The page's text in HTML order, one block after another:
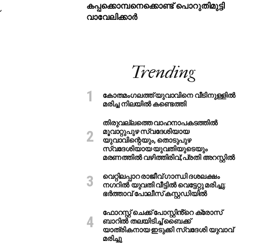
കപ്പക്കൊമ്പനെക്കൊണ്ട് പൊറുതിമുട്ടി
വാവേലിക്കാർ
Trending
കോതമംഗലത്ത് യുവാവിനെ വീടിനുള്ളിൽ
മരിച്ച നിലയിൽ കണ്ടെത്തി
തിരുവല്ലത്തെ വാഹനാപകടത്തില്‍
മൂവാറ്റുപുഴ സ്വദേശിയായ
യുവാവിന്റെയും, തൊടുപുഴ
സ്വദേശിയായ യുവതിയുടെയും
മരണത്തില്‍ വഴിത്തിരിവ്;പ്രതി അറസ്റ്റില്‍
വെറ്റിലപ്പാറ രാജീവ് ഗാന്ധി ദശലക്ഷം
നഗറിൽ യുവതി വീട്ടിൽ വെട്ടേറ്റു മരിച്ചു:
ഭർത്താവ് പോലീസ് കസ്റ്റഡിയിൽ
ഫോറസ്റ്റ് ചെക്ക് പോസ്റ്റിൻ്റെ ക്രോസ്
ബാറില്‍ തലയിടിച്ച് ബൈക്ക്
യാത്രികനായ ഇടുക്കി സ്വദേശി യുവാവ്
മരിച്ചു